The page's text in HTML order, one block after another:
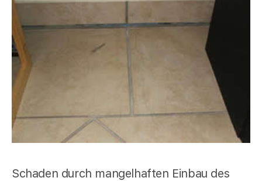
Schaden durch mangelhaften Einbau des